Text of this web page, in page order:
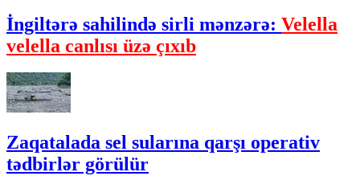
İngiltərə sahilində sirli mənzərə: Velella
velella canlısı üzə çıxıb
Zaqatalada sel sularına qarşı operativ
tədbirlər görülür